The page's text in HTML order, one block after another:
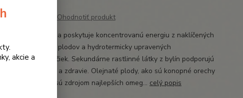
Ohodnotiť produkt
Struktur E bez obilia poskytuje koncentrovanú energiu z naklíčených
olejnatých plodov a hydrotermicky upravených
vločiek. Sekundárne rastlinné látky z bylín podporujú
pohodu, mikrobióm a zdravie. Olejnaté plody, ako sú konopné orechy
a ľanové semená, sú zdrojom najlepších omeg... celý popis
akcie a